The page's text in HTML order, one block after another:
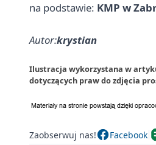
na podstawie: KMP w
Autor:krystian
Ilustracja wykorzystana w
dotyczących praw do zdjęcia
Zaobserwuj nas! Facebook